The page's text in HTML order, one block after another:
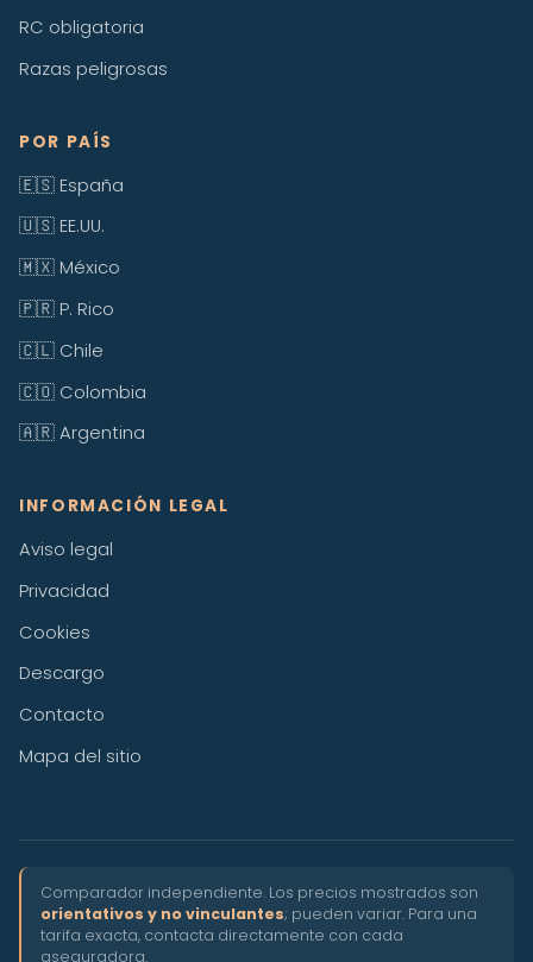
RC obligatoria
Razas peligrosas
POR PAÍS
🇪🇸 España
🇺🇸 EE.UU.
🇲🇽 México
🇵🇷 P. Rico
🇨🇱 Chile
🇨🇴 Colombia
🇦🇷 Argentina
INFORMACIÓN LEGAL
Aviso legal
Privacidad
Cookies
Descargo
Contacto
Mapa del sitio
Comparador independiente. Los precios mostrados son
orientativos y no vinculantes; pueden variar. Para una
tarifa exacta, contacta directamente con cada
aseguradora.